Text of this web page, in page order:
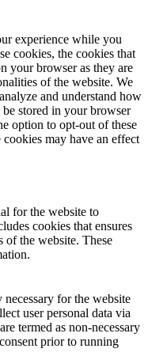
experience while you
cookies, the cookies that
your browser as they are
of the website. We
and understand how
stored in your browser
option to opt-out of these
may have an effect
for the website to
cookies that ensures
of the website. These
for the website
user personal data via
termed as non-necessary
prior to running